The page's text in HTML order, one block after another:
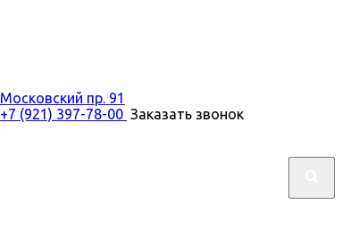
Московский пр. 91
+7 (921) 397-78-00 Заказать звонок